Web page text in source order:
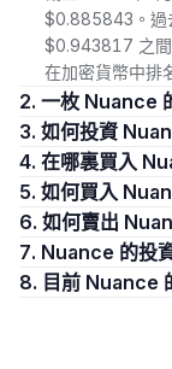
$0.885843。過
$0.943817 之
在加密貨幣中排
2. 一枚 Nuance
3. 如何投資
4. 在哪裏買入
5. 如何買入
6. 如何賣出
7. Nuance 的投
8. 目前